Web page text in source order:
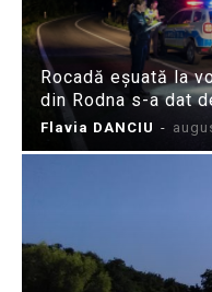
Rocadă eșuată la
din Rodna s-a dat
Flavia DANCIU -